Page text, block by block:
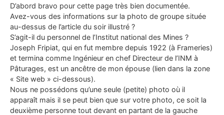
D’abord bravo pour cette page très bien documentée.
Avez-vous des informations sur la photo de groupe située
au-dessus de l’article du soir illustré ?
S’agit-il du personnel de l’Institut national des Mines ?
Joseph Fripiat, qui en fut membre depuis 1922 (à Frameries)
et termina comme Ingénieur en chef Directeur de l’INM à
Pâturages, est un ancêtre de mon épouse (lien dans la zone
« Site web » ci-dessous).
Nous ne possédons qu’une seule (petite) photo où il
apparaît mais il se peut bien que sur votre photo, ce soit la
deuxième personne tout devant en partant de la gauche